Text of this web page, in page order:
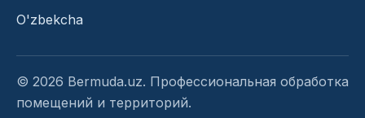
O'zbekcha
© 2026 Bermuda.uz. Профессиональная обработка
помещений и территорий.